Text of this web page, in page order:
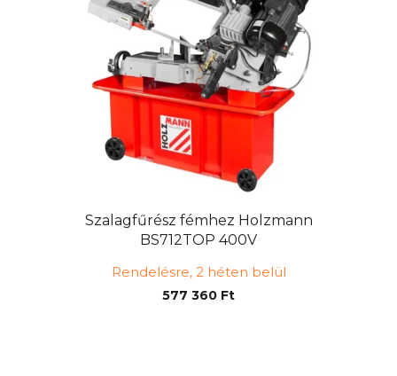
Szalagfűrész fémhez Holzmann
BS712TOP 400V
Rendelésre, 2 héten belül
577 360 Ft